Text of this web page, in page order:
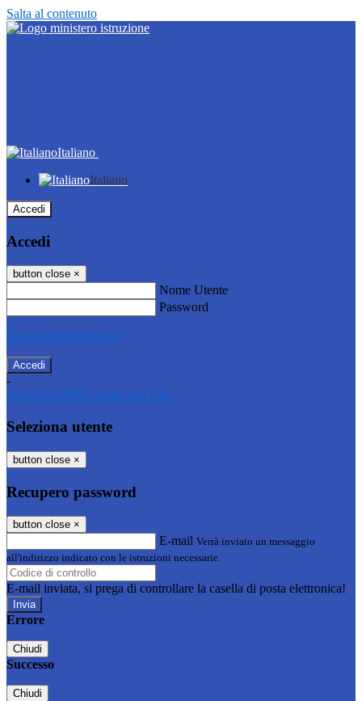
Salta al contenuto
Italiano
Italiano
Accedi
Accedi
button close ×
Nome Utente
Password
Password dimenticata?
-
Entra con SPID Entra con CIE
Seleziona utente
button close ×
Recupero password
button close ×
E-mail Verrà inviato un messaggio
all'indirizzo indicato con le istruzioni necessarie.
E-mail inviata, si prega di controllare la casella di posta elettronica!
Errore
Chiudi
Successo
Chiudi